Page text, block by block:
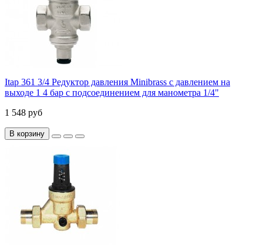
Itap 361 3/4 Редуктор давления Minibrass с давлением на
выходе 1 4 бар с подсоединением для манометра 1/4"
1 548 руб
В корзину